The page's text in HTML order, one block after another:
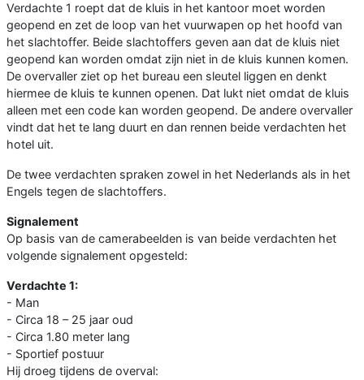
Verdachte 1 roept dat de kluis in het kantoor moet worden
geopend en zet de loop van het vuurwapen op het hoofd van
het slachtoffer. Beide slachtoffers geven aan dat de kluis niet
geopend kan worden omdat zijn niet in de kluis kunnen komen.
De overvaller ziet op het bureau een sleutel liggen en denkt
hiermee de kluis te kunnen openen. Dat lukt niet omdat de kluis
alleen met een code kan worden geopend. De andere overvaller
vindt dat het te lang duurt en dan rennen beide verdachten het
hotel uit.
De twee verdachten spraken zowel in het Nederlands als in het
Engels tegen de slachtoffers.
Signalement
Op basis van de camerabeelden is van beide verdachten het
volgende signalement opgesteld:
Verdachte 1:
- Man
- Circa 18 – 25 jaar oud
- Circa 1.80 meter lang
- Sportief postuur
Hij droeg tijdens de overval: